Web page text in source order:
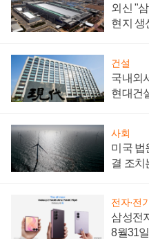
외신 "
현지 생
건설
국내외
현대건
사회
미국 법
결 조치
전자·전
삼성전
8월31